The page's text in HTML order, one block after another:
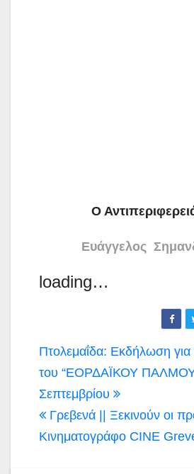
Ο
Ευάγγελος
loading…
Πλοήγηση
άρθρων
Πτολεμαΐδα: Εκδήλωση για
του “ΕΟΡΔΑΪΚΟΥ
Σεπτεμβρίου
Γρεβενά || Ξεκινούν οι
Κινηματογράφο CINE